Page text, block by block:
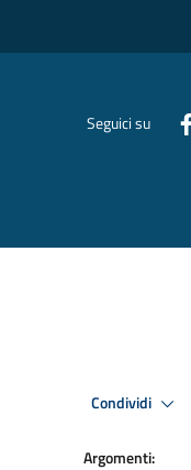
Seguici su
Condividi
Argomenti: